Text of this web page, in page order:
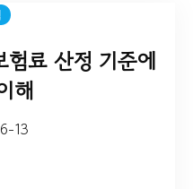
료 산정 기준에
해
13